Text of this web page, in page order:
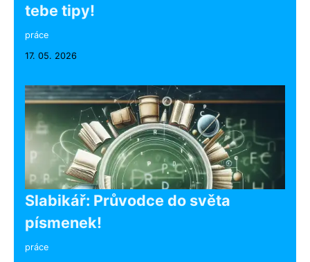
tebe tipy!
práce
17. 05. 2026
Slabikář: Průvodce do světa
písmenek!
práce